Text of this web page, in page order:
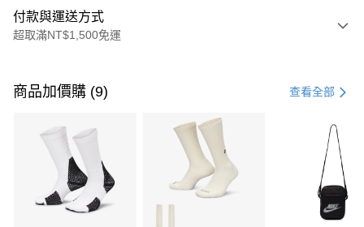
付款與運送方式
超取滿NT$1,500免運
信用卡一次付款
3 期 0 利率 每期 21家銀行
合作金庫商業銀行
第一商業銀行
華南商業銀行
彰化商業銀行
上海商業儲蓄銀行
Apple Pay
商品加價購 (9) 查看全部